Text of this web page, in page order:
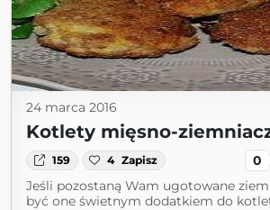
24 marca 2016
Kotlety mięsno-
159 4 Zapisz 0
Jeśli pozostaną Wam ugotowane
być one świetnym dodatkiem do